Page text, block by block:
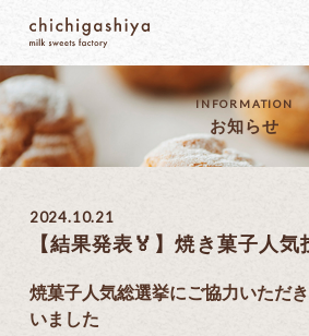
乳菓子屋
INFORMATION
お知らせ
2024.10.21
【結果発表🏅】焼き菓子人気
焼菓子人気総選挙にご協力いただ
いました